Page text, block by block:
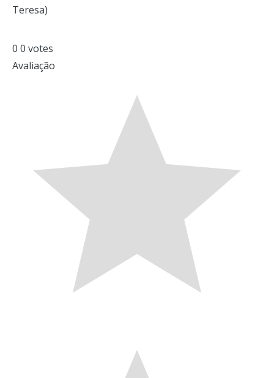
Teresa)
0 0 votes
Avaliação